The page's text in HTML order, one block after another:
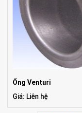
Ống Venturi
Giá: Liên hệ